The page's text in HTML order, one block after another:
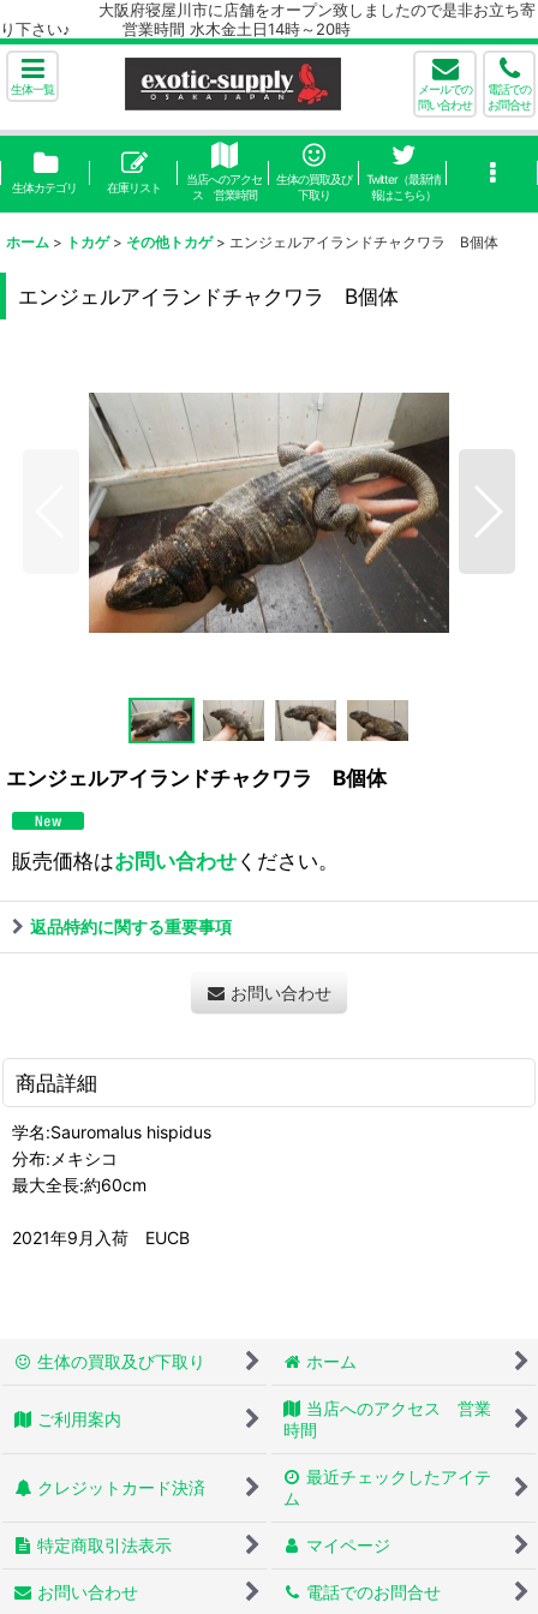
大阪府寝屋川市に店舗をオープン致しましたので是非お立ち寄
り下さい♪ 営業時間 水木金土日14時～20時
生体一覧
メールでの
問い合わせ
電話での
お問合せ
生体カテゴリ 在庫リスト
当店へのアクセ
ス 営業時間
生体の買取及び
下取り
Twitter（最新情
報はこちら）
ホーム > トカゲ > その他トカゲ > エンジェルアイランドチャクワラ B個体
エンジェルアイランドチャクワラ B個体
エンジェルアイランドチャクワラ B個体
販売価格はお問い合わせください。
返品特約に関する重要事項
お問い合わせ
商品詳細
学名:Sauromalus hispidus
分布:メキシコ
最大全長:約60cm
2021年9月入荷 EUCB
生体の買取及び下取り ホーム
ご利用案内
当店へのアクセス 営業
時間
クレジットカード決済
最近チェックしたアイテ
ム
特定商取引法表示 マイページ
お問い合わせ 電話でのお問合せ